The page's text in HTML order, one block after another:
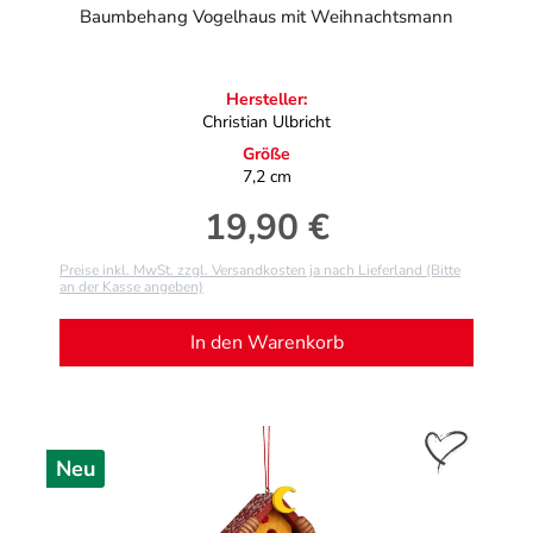
Baumbehang Vogelhaus mit Weihnachtsmann
Hersteller:
Christian Ulbricht
Größe
7,2 cm
Regulärer Preis:
19,90 €
Preise inkl. MwSt. zzgl. Versandkosten ja nach Lieferland (Bitte
an der Kasse angeben)
In den Warenkorb
Neu